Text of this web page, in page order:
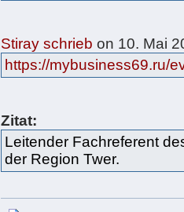
Stiray schrieb on 10. Mai
https://mybusiness69.ru/
Zitat:
Leitender Fachreferent
der Region Twer.